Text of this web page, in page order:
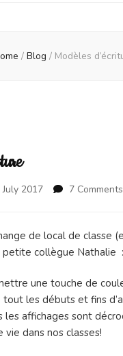
/ Blog / Modèles
July 2017 7 Comments
de local de classe
petite collègue Nathalie
une touche de
les débuts et fins
affichages sont
vie dans nos classes!